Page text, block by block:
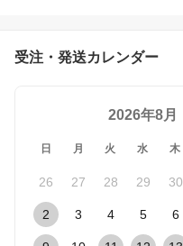
受注・発送カレンダー
2026年8月
日 月 火 水 木
26 27 28 29 30
2 3 4 5 6